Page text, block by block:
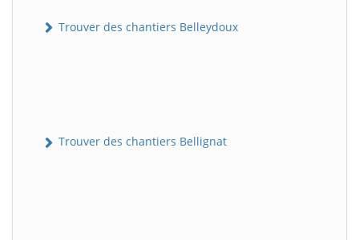
Trouver des chantiers Belleydoux
Trouver des chantiers Bellignat